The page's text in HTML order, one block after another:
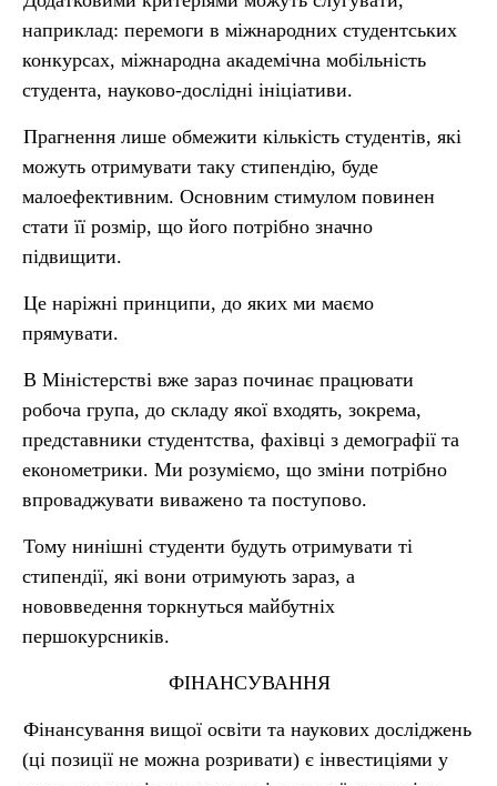
наприклад: перемоги в міжнародних студентських
конкурсах, міжнародна академічна мобільність
студента, науково-дослідні ініціативи.
Прагнення лише обмежити кількість студентів, які
можуть отримувати таку стипендію, буде
малоефективним. Основним стимулом повинен
стати її розмір, що його потрібно значно
підвищити.
Це наріжні принципи, до яких ми маємо
прямувати.
В Міністерстві вже зараз починає працювати
робоча група, до складу якої входять, зокрема,
представники студентства, фахівці з демографії та
економетрики. Ми розуміємо, що зміни потрібно
впроваджувати виважено та поступово.
Тому нинішні студенти будуть отримувати ті
стипендії, які вони отримують зараз, а
нововведення торкнуться майбутніх
першокурсників.
ФІНАНСУВАННЯ
Фінансування вищої освіти та наукових досліджень
(ці позиції не можна розривати) є інвестиціями у